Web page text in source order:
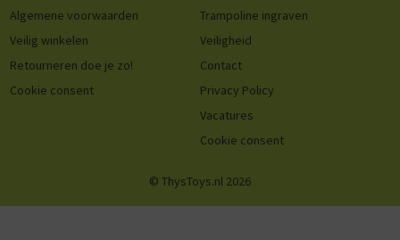
Algemene voorwaarden
Veilig winkelen
Retourneren doe je zo!
Cookie consent
Trampoline ingraven
Veiligheid
Contact
Privacy Policy
Vacatures
Cookie consent
© ThysToys.nl 2026